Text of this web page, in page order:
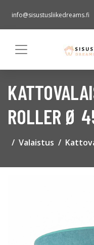
info@sisustusliikedreams.fi
ROLLER Ø
Valaistus